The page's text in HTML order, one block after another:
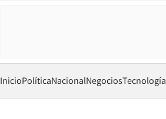
InicioPolíticaNacionalNegociosTecnología